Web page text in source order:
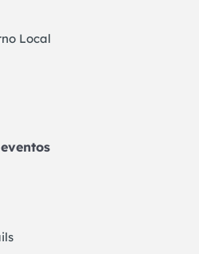
Local